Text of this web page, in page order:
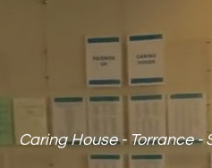
Caring House - Torrance -